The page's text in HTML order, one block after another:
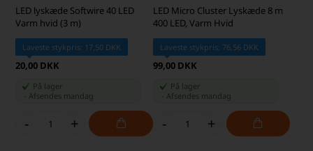
LED lyskæde Softwire 40 LED
Varm hvid (3 m)
Laveste stykpris: 17,50 DKK
20,00 DKK
På lager
-Afsendes mandag
- +
LED Micro Cluster Lyskæde 8 m
400 LED, Varm Hvid
Laveste stykpris: 76,56 DKK
99,00 DKK
På lager
Afsendes mandag
- +